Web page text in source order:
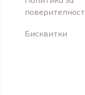
поверителност
Бисквитки